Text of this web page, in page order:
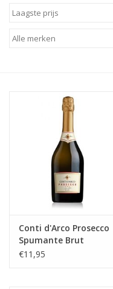
Wijnproeverij
Over Vinius
Conti d'Arco Prosecco
Spumante Brut
€11,95